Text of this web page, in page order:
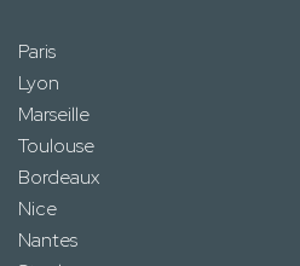
Paris
Lyon
Marseille
Toulouse
Bordeaux
Nice
Nantes